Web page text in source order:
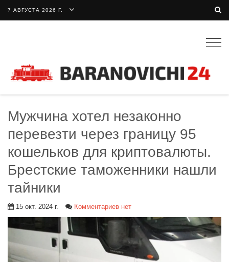
7 АВГУСТА 2026 Г.
Мужчина хотел незаконно
перевезти через границу 95
кошельков для криптовалюты.
Брестские таможенники нашли
тайники
15 окт. 2024 г. Комментариев нет